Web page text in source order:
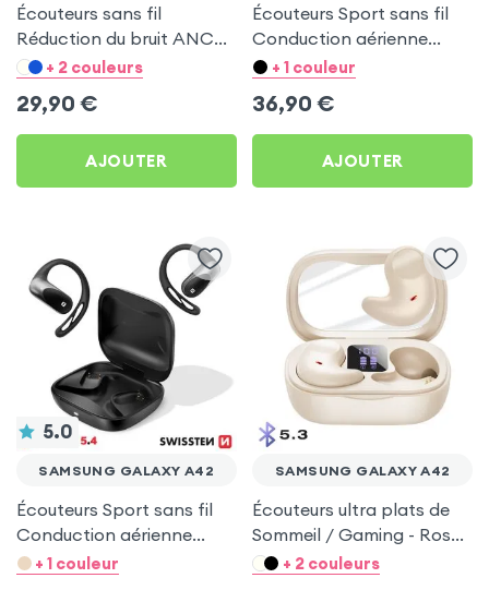
Écouteurs sans fil
Réduction du bruit ANC
ENC - Hoco Noir pour
+ 2 couleurs
29,90 €
AJOUTER
Écouteurs Sport sans fil
Conduction aérienne
Swissten Run Beige pour
+ 1 couleur
36,90 €
AJOUTER
5.0
SAMSUNG GALAXY A42
Écouteurs Sport sans fil
Conduction aérienne
Swissten Run Noir pour
+ 1 couleur
SAMSUNG GALAXY A42
Écouteurs ultra plats de
Sommeil / Gaming - Rose
pour Samsung Galaxy
+ 2 couleurs